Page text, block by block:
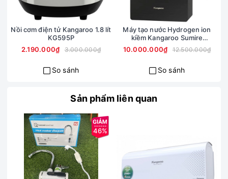
nhanh chóng chỉ sau 3 giây khởi động, không cần bật trước
khi sử dụng, dễ dàng tăng giảm nhiệt độ với màn hình điều
khiển trên thân máy.
Nồi cơm điện tử Kangaroo 1.8 lít
KG595P
2.190.000₫
3.000.000₫
So sánh
Máy tạo nước Hydrogen ion
kiềm Kangaroo Sumire
KGRF04E
10.000.000₫ 12.500.000₫
So sánh
Sản phẩm liên quan
46%